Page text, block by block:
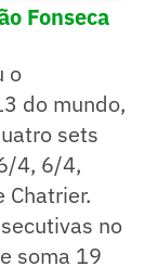
Fonseca
o
do mundo,
sets
4, 6/4,
Chatrier.
no
soma 19